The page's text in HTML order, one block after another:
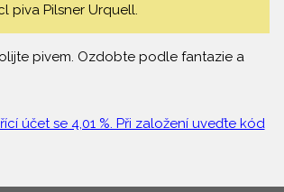
piva Pilsner Urquell.
pivem. Ozdobte podle fantazie a
účet se 4,01 %. Při založení uveďte kód